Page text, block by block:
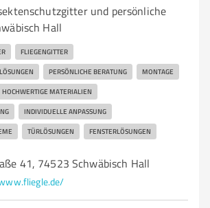
und persönliche
Hall
FLIEGENGITTER
PERSÖNLICHE BERATUNG MONTAGE
HOCHWERTIGE MATERIALIEN
INDIVIDUELLE ANPASSUNG
TÜRLÖSUNGEN FENSTERLÖSUNGEN
41, 74523 Schwäbisch Hall